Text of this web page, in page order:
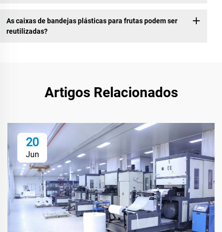
As caixas de bandejas plásticas para frutas podem ser
reutilizadas?
Artigos Relacionados
20
Jun